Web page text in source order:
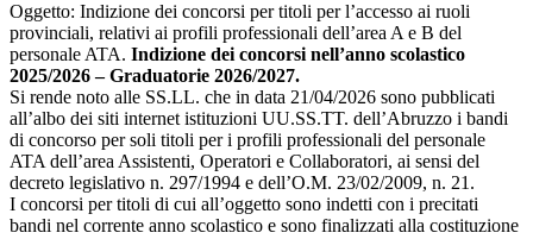
Oggetto: Indizione dei concorsi per titoli per l’accesso ai ruoli
provinciali, relativi ai profili professionali dell’area A e B del
personale ATA. Indizione dei concorsi nell’anno scolastico
2025/2026 – Graduatorie 2026/2027.
Si rende noto alle SS.LL. che in data 21/04/2026 sono pubblicati
all’albo dei siti internet istituzioni UU.SS.TT. dell’Abruzzo i bandi
di concorso per soli titoli per i profili professionali del personale
ATA dell’area Assistenti, Operatori e Collaboratori, ai sensi del
decreto legislativo n. 297/1994 e dell’O.M. 23/02/2009, n. 21.
I concorsi per titoli di cui all’oggetto sono indetti con i precitati
bandi nel corrente anno scolastico e sono finalizzati alla costituzione